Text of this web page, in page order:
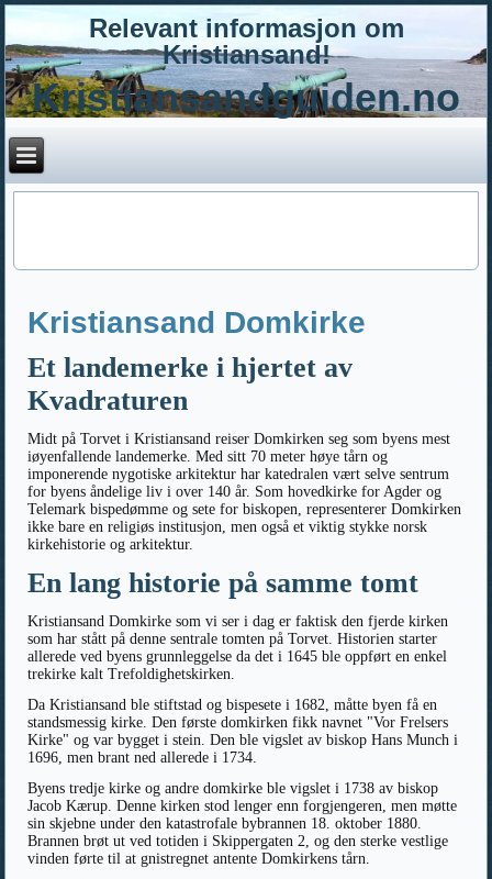
Relevant informasjon om
Kristiansand!
Kristiansandguiden.no
Kristiansand Domkirke
Et landemerke i hjertet av
Kvadraturen
Midt på Torvet i Kristiansand reiser Domkirken seg som byens mest
iøyenfallende landemerke. Med sitt 70 meter høye tårn og
imponerende nygotiske arkitektur har katedralen vært selve sentrum
for byens åndelige liv i over 140 år. Som hovedkirke for Agder og
Telemark bispedømme og sete for biskopen, representerer Domkirken
ikke bare en religiøs institusjon, men også et viktig stykke norsk
kirkehistorie og arkitektur.
En lang historie på samme tomt
Kristiansand Domkirke som vi ser i dag er faktisk den fjerde kirken
som har stått på denne sentrale tomten på Torvet. Historien starter
allerede ved byens grunnleggelse da det i 1645 ble oppført en enkel
trekirke kalt Trefoldighetskirken.
Da Kristiansand ble stiftstad og bispesete i 1682, måtte byen få en
standsmessig kirke. Den første domkirken fikk navnet "Vor Frelsers
Kirke" og var bygget i stein. Den ble vigslet av biskop Hans Munch i
1696, men brant ned allerede i 1734.
Byens tredje kirke og andre domkirke ble vigslet i 1738 av biskop
Jacob Kærup. Denne kirken stod lenger enn forgjengeren, men møtte
sin skjebne under den katastrofale bybrannen 18. oktober 1880.
Brannen brøt ut ved totiden i Skippergaten 2, og den sterke vestlige
vinden førte til at gnistregnet antente Domkirkens tårn.